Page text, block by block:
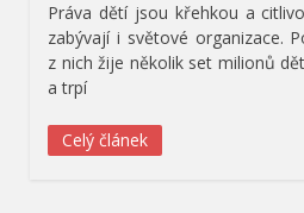
Práva dětí jsou křehkou a
zabývají i světové organizace.
z nich žije několik set milionů
a trpí
Celý článek